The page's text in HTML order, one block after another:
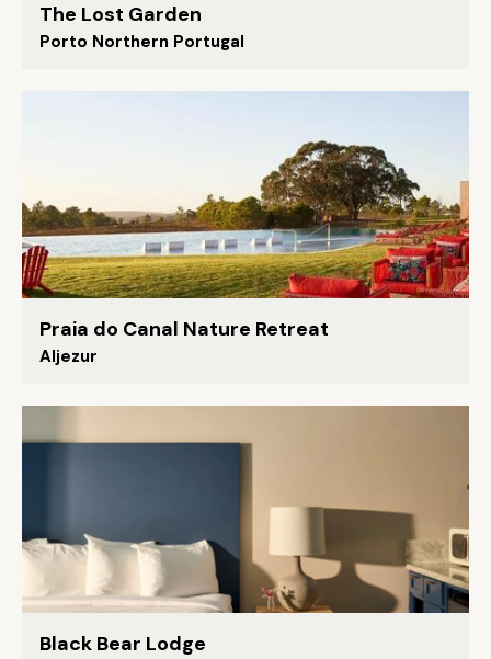
The Lost Garden
Porto Northern Portugal
Praia do Canal Nature Retreat
Aljezur
Black Bear Lodge